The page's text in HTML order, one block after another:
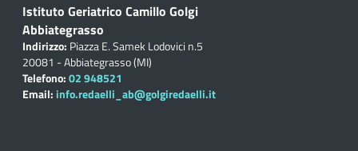
Istituto Geriatrico Camillo Golgi
Abbiategrasso
Indirizzo: Piazza E. Samek Lodovici n.5
20081 - Abbiategrasso (MI)
Telefono:02 948521
Email: info.redaelli_ab@golgiredaelli.it